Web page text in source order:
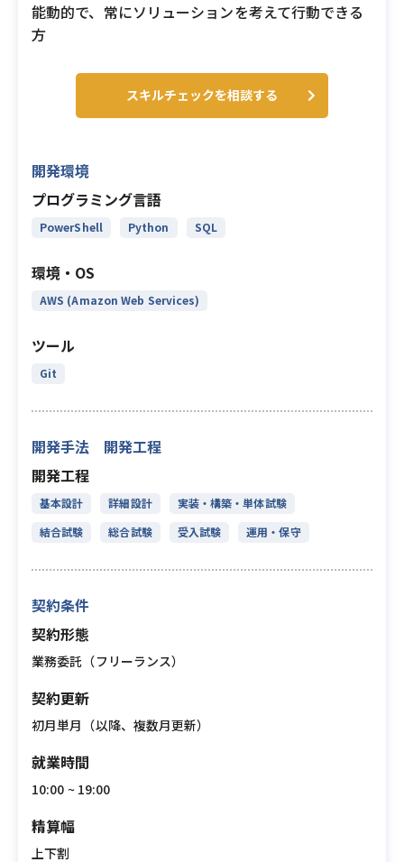
能動的で、常にソリューションを考えて行動できる
方
スキルチェックを相談する
開発環境
プログラミング言語
PowerShell Python SQL
環境・OS
AWS (Amazon Web Services)
ツール
Git
開発手法 開発工程
開発工程
基本設計 詳細設計
実装・構築・単体試験
結合試験
総合試験 受入試験 運用・保守
契約条件
契約形態
業務委託（フリーランス）
契約更新
初月単月（以降、複数月更新）
就業時間
10:00 ~ 19:00
精算幅
上下割